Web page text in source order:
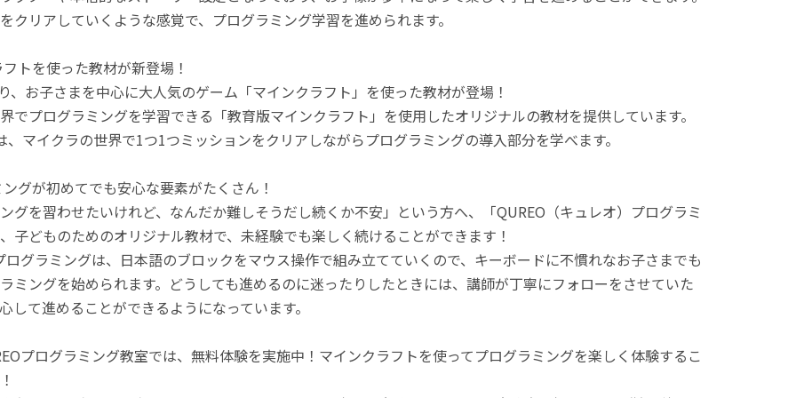
クリアしていくような感覚で、プログラミング学習を進められます。
トを使った教材が新登場！
、お子さまを中心に大人気のゲーム「マインクラフト」を使った教材が登場！
でプログラミングを学習できる「教育版マインクラフト」を使用したオリジナルの教材を提供しています。
、マイクラの世界で1つ1つミッションをクリアしながらプログラミングの導入部分を学べます。
グが初めてでも安心な要素がたくさん！
グを習わせたいけれど、なんだか難しそうだし続くか不安」という方へ、「QUREO（キュレオ）プログラミ
子どものためのオリジナル教材で、未経験でも楽しく続けることができます！
ログラミングは、日本語のブロックをマウス操作で組み立てていくので、キーボードに不慣れなお子さまでも
ミングを始められます。どうしても進めるのに迷ったりしたときには、講師が丁寧にフォローをさせていた
して進めることができるようになっています。
プログラミング教室では、無料体験を実施中！マインクラフトを使ってプログラミングを楽しく体験するこ